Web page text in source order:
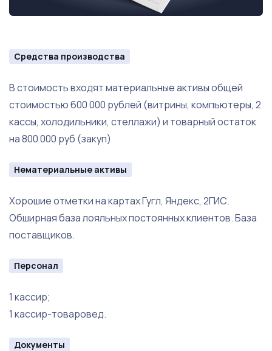
Средства производства
В стоимость входят материальные активы общей
стоимостью 600 000 рублей (витрины, компьютеры, 2
кассы, холодильники, стеллажи) и товарный остаток
на 800 000 руб (закуп)
Нематериальные активы
Хорошие отметки на картах Гугл, Яндекс, 2ГИС.
Обширная база лояльных постоянных клиентов. База
поставщиков.
Персонал
1 кассир;
1 кассир-товаровед.
Документы